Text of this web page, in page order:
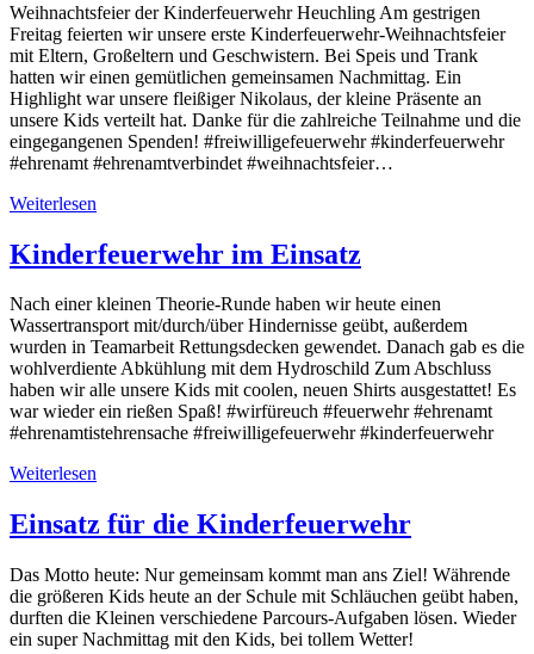
Weihnachtsfeier der Kinderfeuerwehr Heuchling Am gestrigen
Freitag feierten wir unsere erste Kinderfeuerwehr-Weihnachtsfeier
mit Eltern, Großeltern und Geschwistern. Bei Speis und Trank
hatten wir einen gemütlichen gemeinsamen Nachmittag. Ein
Highlight war unsere fleißiger Nikolaus, der kleine Präsente an
unsere Kids verteilt hat. Danke für die zahlreiche Teilnahme und die
eingegangenen Spenden! #freiwilligefeuerwehr #kinderfeuerwehr
#ehrenamt #ehrenamtverbindet #weihnachtsfeier…
Weiterlesen
Kinderfeuerwehr im Einsatz
Nach einer kleinen Theorie-Runde haben wir heute einen
Wassertransport mit/durch/über Hindernisse geübt, außerdem
wurden in Teamarbeit Rettungsdecken gewendet. Danach gab es die
wohlverdiente Abkühlung mit dem Hydroschild Zum Abschluss
haben wir alle unsere Kids mit coolen, neuen Shirts ausgestattet! Es
war wieder ein rießen Spaß! #wirfüreuch #feuerwehr #ehrenamt
#ehrenamtistehrensache #freiwilligefeuerwehr #kinderfeuerwehr
Weiterlesen
Einsatz für die Kinderfeuerwehr
Das Motto heute: Nur gemeinsam kommt man ans Ziel! Währende
die größeren Kids heute an der Schule mit Schläuchen geübt haben,
durften die Kleinen verschiedene Parcours-Aufgaben lösen. Wieder
ein super Nachmittag mit den Kids, bei tollem Wetter!